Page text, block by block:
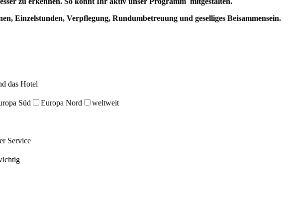
Einzelstunden, Verpflegung, Rundumbetreuung und geselliges Beisammensein.
das Hotel
Süd Europa Nord
weltweit
Service